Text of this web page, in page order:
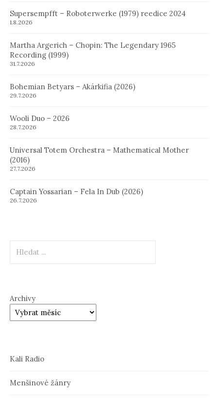
Supersempfft – Roboterwerke (1979) reedice 2024
1.8.2026
Martha Argerich – Chopin: The Legendary 1965
Recording (1999)
31.7.2026
Bohemian Betyars – Akárkifia (2026)
29.7.2026
Wooli Duo – 2026
28.7.2026
Universal Totem Orchestra – Mathematical Mother
(2016)
27.7.2026
Captain Yossarian – Fela In Dub (2026)
26.7.2026
Archivy
Kali Radio
Menšinové žánry